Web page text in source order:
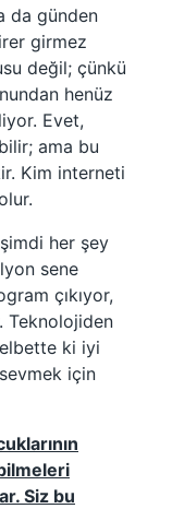
da günden
girmez
değil; çünkü
henüz
Evet,
ama bu
Kim interneti
her şey
sene
çıkıyor,
Teknolojiden
ki iyi
için
Siz bu